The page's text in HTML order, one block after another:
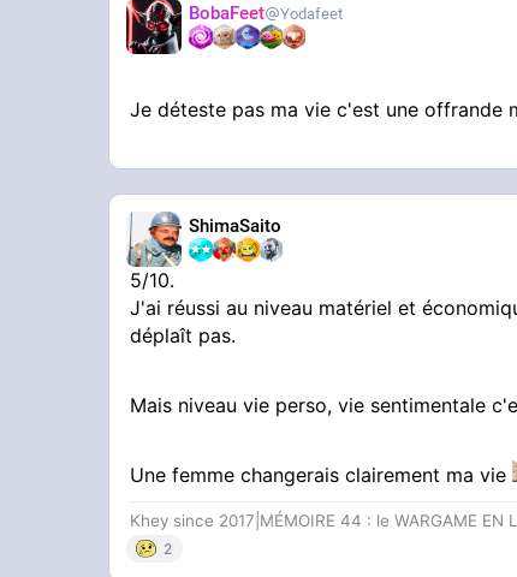
BobaFeet Yodafeet
Je déteste pas ma vie c'est une offrande
ShimaSaito
5/10.
J'ai réussi au niveau matériel et
déplaît pas.
Mais niveau vie perso, vie sentimentale
Une femme changerais clairement ma vie
Khey since 2017|MÉMOIRE 44 : le WARGAME EN
2